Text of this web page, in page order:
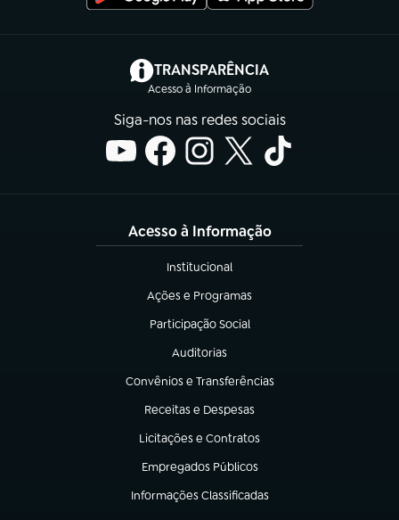
TRANSPARÊNCIA
Acesso à Informação
(abre em nova aba)
Siga-nos nas redes sociais
Acesso à Informação
Institucional
(abre em nova aba)
Ações e Programas
(abre em nova aba)
Participação Social
(abre em nova aba)
Auditorias
(abre em nova aba)
Convênios e Transferências
(abre em nova aba)
Receitas e Despesas
(abre em nova aba)
Licitações e Contratos
(abre em nova aba)
Empregados Públicos
(abre em nova aba)
Informações Classificadas
(abre em nova aba)